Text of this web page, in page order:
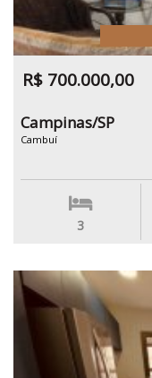
R$ 700.000,00
Campinas/SP
Cambuí
3